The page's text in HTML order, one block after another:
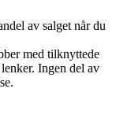
av salget når du
med tilknyttede
Ingen del av